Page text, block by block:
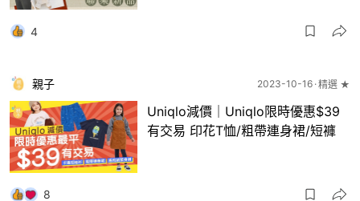
4
親子 2023-10-16 精選 ★
Uniqlo減價｜Uniqlo限時優惠$39
有交易 印花T恤/粗帶連身裙/短褲
8